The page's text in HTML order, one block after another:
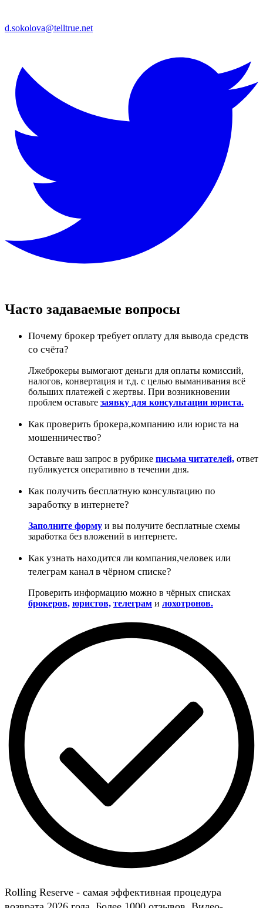
d.sokolova@telltrue.net
Часто задаваемые вопросы
Почему брокер требует оплату для вывода средств
со счёта?
Лжеброкеры вымогают деньги для оплаты комиссий,
налогов, конвертация и т.д. с целью выманивания всё
больших платежей с жертвы. При возникновении
проблем оставьте заявку для консультации юриста.
Как проверить брокера,компанию или юриста на
мошенничество?
Оставьте ваш запрос в рубрике письма читателей, ответ
публикуется оперативно в течении дня.
Как получить бесплатную консультацию по
заработку в интернете?
Заполните форму и вы получите бесплатные схемы
заработка без вложений в интернете.
Как узнать находится ли компания,человек или
телеграм канал в чёрном списке?
Проверить информацию можно в чёрных списках
брокеров, юристов, телеграм и лохотронов.
Rolling Reserve - самая эффективная процедура